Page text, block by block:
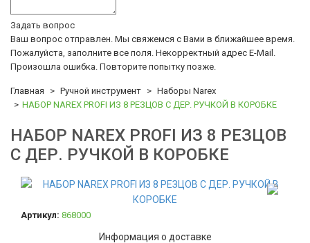
Задать вопрос
Ваш вопрос отправлен. Мы свяжемся с Вами в ближайшее время.
Пожалуйста, заполните все поля. Некорректный адрес E-Mail.
Произошла ошибка. Повторите попытку позже.
Главная Ручной инструмент
Наборы Narex
НАБОР NAREX PROFI ИЗ 8 РЕЗЦОВ С ДЕР. РУЧКОЙ В КОРОБКЕ
НАБОР NAREX PROFI ИЗ 8 РЕЗЦОВ
С ДЕР. РУЧКОЙ В КОРОБКЕ
Артикул: 868000
Информация о доставке